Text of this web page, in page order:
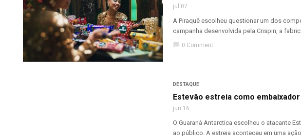
jul 07
A Piraquê escolheu questionar um dos
campanha desenvolvida pela Crispin, a
chat_bubble 0 Comment
DESTAQUE
Estevão estreia como
jun 16
O Guaraná Antarctica escolheu o atacante
ao público. A estreia aconteceu em uma